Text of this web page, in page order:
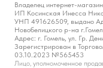
Владелец интернет-
ИП Косинская Инесса
УНП 491626509, выдано
Новобелицкого р-на
Адрес: г. Гомель, ул. Гр.
Зарегистрирован в
03.10.2023 №565453
Лицо, уполномоченное